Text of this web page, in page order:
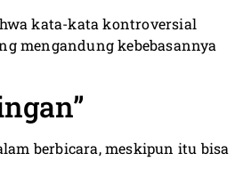
kata-kata kontroversial
mengandung kebebasannya
berbicara, meskipun itu bisa